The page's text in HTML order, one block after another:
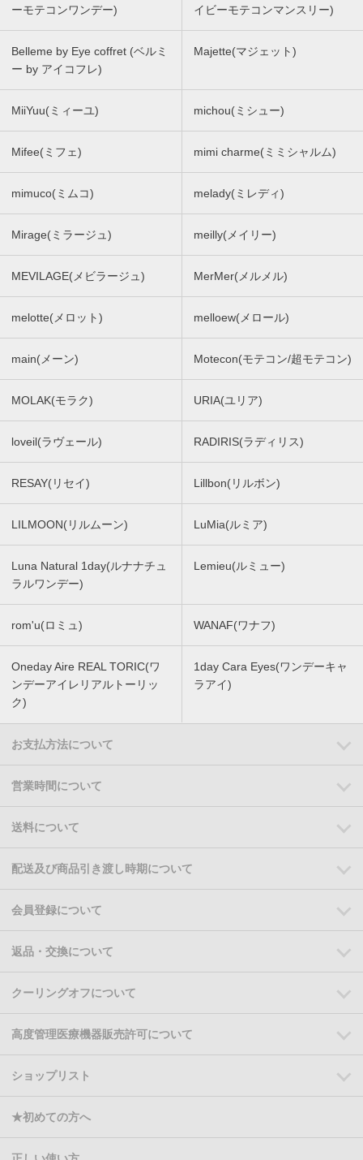
ーモテコンワンデー)
イビーモテコンマンスリー)
Belleme by Eye coffret (ベルミ
ー by アイコフレ)
Majette(マジェット)
MiiYuu(ミィーユ) michou(ミシュー)
Mifee(ミフェ) mimi charme(ミミシャルム)
mimuco(ミムコ) melady(ミレディ)
Mirage(ミラージュ) meilly(メイリー)
MEVILAGE(メビラージュ) MerMer(メルメル)
melotte(メロット) melloew(メロール)
main(メーン) Motecon(モテコン/超モテコン)
MOLAK(モラク) URIA(ユリア)
loveil(ラヴェール) RADIRIS(ラディリス)
RESAY(リセイ) Lillbon(リルボン)
LILMOON(リルムーン) LuMia(ルミア)
Luna Natural 1day(ルナナチュ
ラルワンデー)
Lemieu(ルミュー)
rom'u(ロミュ) WANAF(ワナフ)
Oneday Aire REAL TORIC(ワ
ンデーアイレリアルトーリッ
ク)
1day Cara Eyes(ワンデーキャ
ラアイ)
お支払方法について
営業時間について
送料について
配送及び商品引き渡し時期について
会員登録について
返品・交換について
クーリングオフについて
高度管理医療機器販売許可について
ショップリスト
★初めての方へ